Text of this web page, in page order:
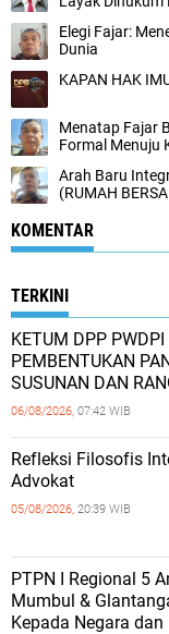
Elegi Fajar:
Dunia
KAPAN HAK
Menatap Fajar
Formal Menuju
Arah Baru
(RUMAH
KOMENTAR
TERKINI
KETUM DPP
PEMBENTUKAN
SUSUNAN DAN
06/08/2026, 07:42 WIB
Refleksi Filosofis
Advokat
05/08/2026, 20:39 WIB
PTPN I Regional 5
Mumbul &
Kepada Negara